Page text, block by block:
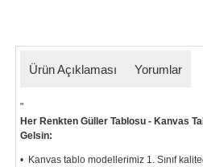
Ürün Açıklaması Yorumlar
"
Her Renkten Güller Tablosu - Kanvas
Gelsin:
• Kanvas tablo modellerimiz 1. Sınıf